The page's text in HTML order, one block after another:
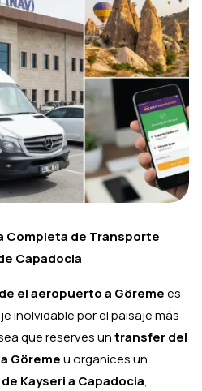
Completa de Transporte
Capadocia
el aeropuerto a Göremees
inolvidable por el paisaje más
que reserves untransfer del
Göremeu organices un
Kayseri a Capadocia,